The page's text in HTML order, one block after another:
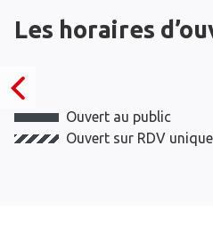
Les horaires
Ouvert au public
Ouvert sur RDV